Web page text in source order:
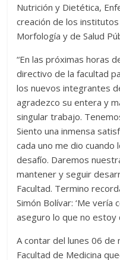
Nutrición y Dietética,
creación de los
Morfología y de Salud
“En las próximas horas
directivo de la facultad
los nuevos integrantes
agradezco su entera y
singular trabajo.
Siento una inmensa
cada uno me dio
desafío. Daremos
mantener y seguir
Facultad. Termino
Simón Bolívar: ‘Me vería
aseguro lo que no estoy
A contar del lunes 06 de
Facultad de Medicina